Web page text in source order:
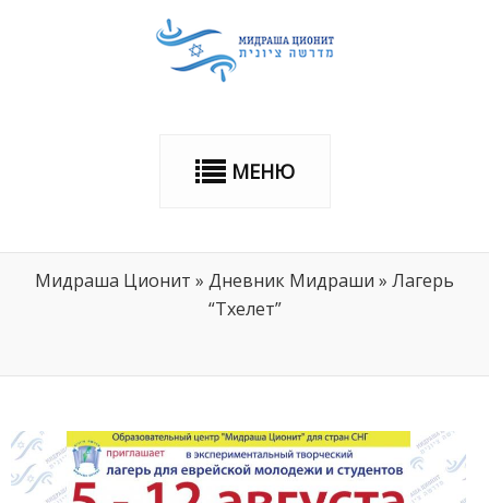
МЕНЮ
Мидраша Ционит » Дневник Мидраши » Лагерь
“Тхелет”